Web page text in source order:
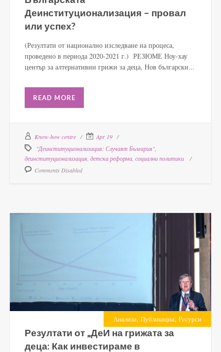
Деинституционализация – провал
или успех?
(Резултати от национално изследване на процеса,
проведено в периода 2020-2021 г.) РЕЗЮМЕ Ноу-хау
център за алтернативни грижи за деца, Нов български...
READ MORE
Know-how centre
Apr 19
"Деинституционализация: Случаят България"
деинституционализация детска реформа социални политики
Comments Disabled
Анализи, Публикации, Ресурси
Резултати от „ДеИ на грижата за
деца: Как инвестираме в